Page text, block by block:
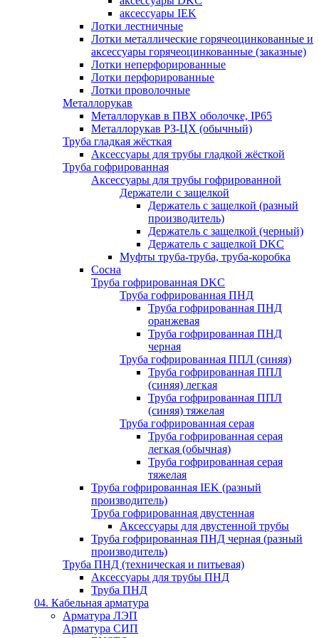
аксессуары IEK
Лотки лестничные
Лотки металлические горячеоцинкованные и
аксессуары горячеоцинкованные (заказные)
Лотки неперфорированные
Лотки перфорированные
Лотки проволочные
Металлорукав
Металлорукав в ПВХ оболочке, IP65
Металлорукав РЗ-ЦХ (обычный)
Труба гладкая жёсткая
Аксессуары для трубы гладкой жёсткой
Труба гофрированная
Аксессуары для трубы гофрированной
Держатели с защелкой
Держатель с защелкой (разный
производитель)
Держатель с защелкой (черный)
Держатель с защелкой DKC
Муфты труба-труба, труба-коробка
Сосна
Труба гофрированная DKC
Труба гофрированная ПНД
Труба гофрированная ПНД
оранжевая
Труба гофрированная ПНД
черная
Труба гофрированная ППЛ (синяя)
Труба гофрированная ППЛ
(синяя) легкая
Труба гофрированная ППЛ
(синяя) тяжелая
Труба гофрированная серая
Труба гофрированная серая
легкая (обычная)
Труба гофрированная серая
тяжелая
Труба гофрированная IEK (разный
производитель)
Труба гофрированная двустенная
Аксессуары для двустенной трубы
Труба гофрированная ПНД черная (разный
производитель)
Труба ПНД (техническая и питьевая)
Аксессуары для трубы ПНД
Труба ПНД
04. Кабельная арматура
Арматура ЛЭП
Арматура СИП